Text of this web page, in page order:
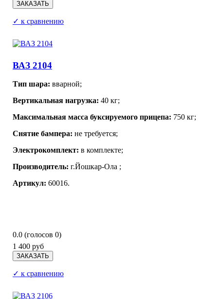
✓ к сравнению
ВАЗ 2104
Тип шара: вварной;
Вертикальная нагрузка: 40 кг;
Максимальная масса буксируемого прицепа: 750 кг;
Снятие бампера: не требуется;
Электрокомплект: в комплекте;
Производитель: г.Йошкар-Ола ;
Артикул: 60016.
0.0 (голосов 0)
1 400 руб
✓ к сравнению